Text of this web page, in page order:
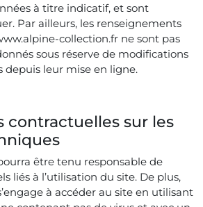
à titre indicatif, et sont
Par ailleurs, les renseignements
collection.fr ne sont pas
sous réserve de modifications
depuis leur mise en ligne.
contractuelles sur les
être tenu responsable de
liés à l’utilisation du site. De plus,
à accéder au site en utilisant